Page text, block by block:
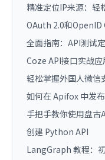
精准定位IP来源：轻
OAuth 2.0和
全面指南：API测试
Coze API接口实战应
轻松掌握外国人微信
如何在 Apifox 中发布
手把手教你使用盘古
创建 Python API
LangGraph 教程：